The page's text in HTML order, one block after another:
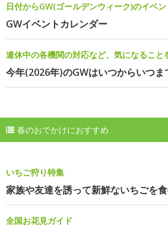
日付からGW(ゴールデンウィーク)のイベ
GWイベントカレンダー
連休中の各機関の対応など、気になること
今年(2026年)のGWはいつからいつま
春のおでかけにおすすめ
いちご狩り特集
家族や友達を誘って新鮮ないちごを
全国お花見ガイド